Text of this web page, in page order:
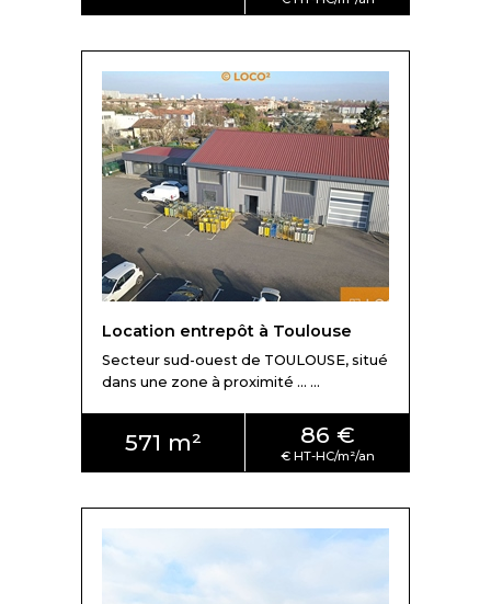
Location entrepôt à Toulouse
Secteur sud-ouest de TOULOUSE, situé
dans une zone à proximité ... ...
571 m² 86 €